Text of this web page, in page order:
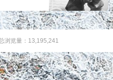
浏览量：13,195,241